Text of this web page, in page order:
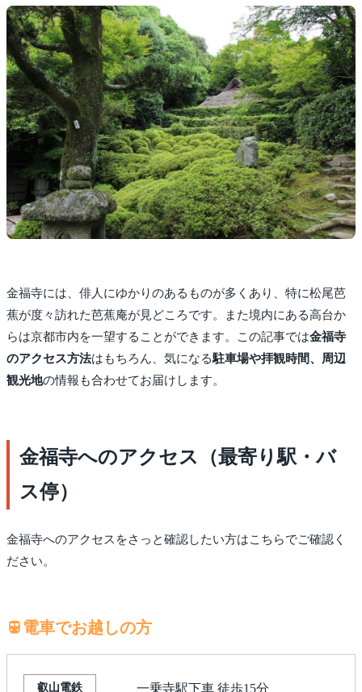
金福寺には、俳人にゆかりのあるものが多くあり、特に松尾芭
蕉が度々訪れた芭蕉庵が見どころです。また境内にある高台か
らは京都市内を一望することができます。この記事では金福寺
のアクセス方法はもちろん、気になる駐車場や拝観時間、周辺
観光地の情報も合わせてお届けします。
金福寺へのアクセス（最寄り駅・バ
ス停）
金福寺へのアクセスをさっと確認したい方はこちらでご確認く
ださい。
電車でお越しの方
叡山電鉄 一乗寺駅下車 徒歩15分